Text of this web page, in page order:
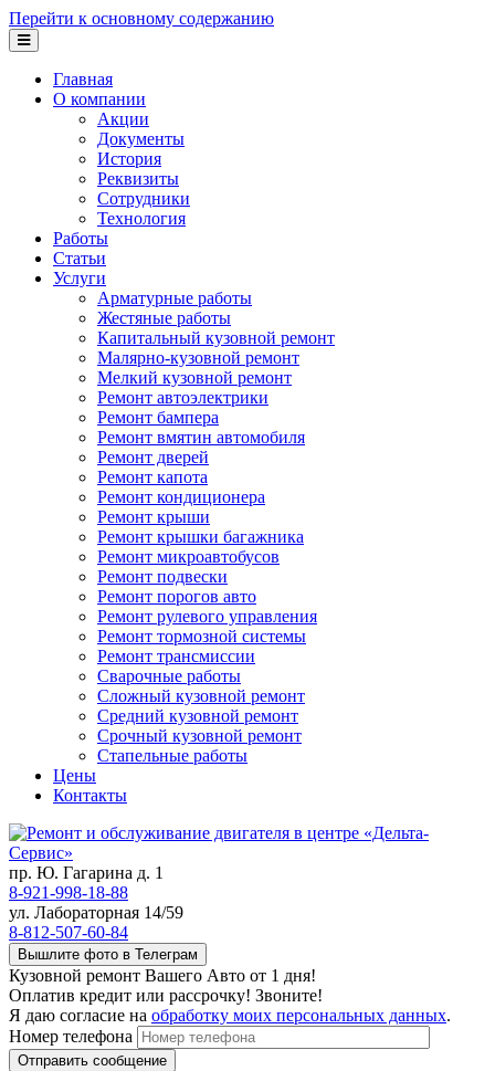
Перейти к основному содержанию
Главная
О компании
Акции
Документы
История
Реквизиты
Сотрудники
Технология
Работы
Статьи
Услуги
Арматурные работы
Жестяные работы
Капитальный кузовной ремонт
Малярно-кузовной ремонт
Мелкий кузовной ремонт
Ремонт автоэлектрики
Ремонт бампера
Ремонт вмятин автомобиля
Ремонт дверей
Ремонт капота
Ремонт кондиционера
Ремонт крыши
Ремонт крышки багажника
Ремонт микроавтобусов
Ремонт подвески
Ремонт порогов авто
Ремонт рулевого управления
Ремонт тормозной системы
Ремонт трансмиссии
Сварочные работы
Сложный кузовной ремонт
Средний кузовной ремонт
Срочный кузовной ремонт
Стапельные работы
Цены
Контакты
пр. Ю. Гагарина д. 1
8-921-998-18-88
ул. Лабораторная 14/59
8-812-507-60-84
Вышлите фото в Телеграм
Кузовной ремонт Вашего Авто от 1 дня!
Оплатив кредит или рассрочку! Звоните!
Я даю согласие на обработку моих персональных данных.
Номер телефона